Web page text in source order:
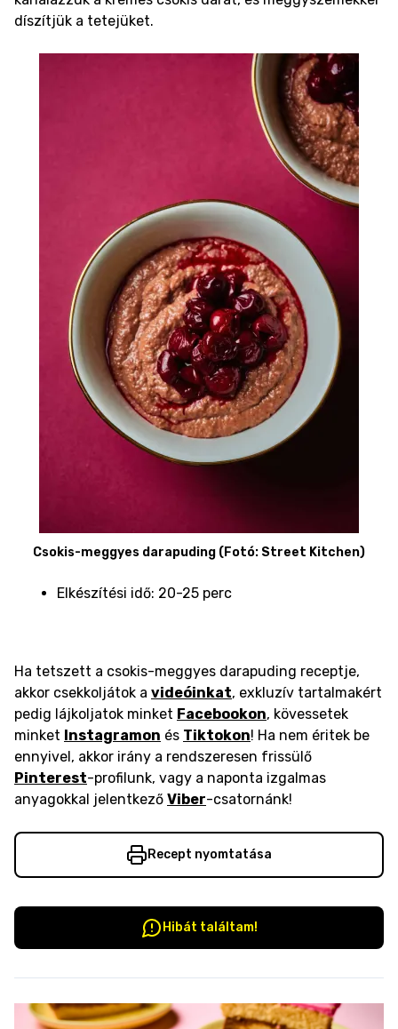
díszítjük a tetejüket.
Csokis-meggyes darapuding (Fotó: Street Kitchen)
Elkészítési idő: 20-25 perc
Ha tetszett a csokis-meggyes darapuding receptje,
akkor csekkoljátok a videóinkat, exkluzív tartalmakért
pedig lájkoljatok minket Facebookon, kövessetek
minket Instagramon és Tiktokon! Ha nem éritek be
ennyivel, akkor irány a rendszeresen frissülő
Pinterest-profilunk, vagy a naponta izgalmas
anyagokkal jelentkező Viber-csatornánk!
Recept nyomtatása
Hibát találtam!